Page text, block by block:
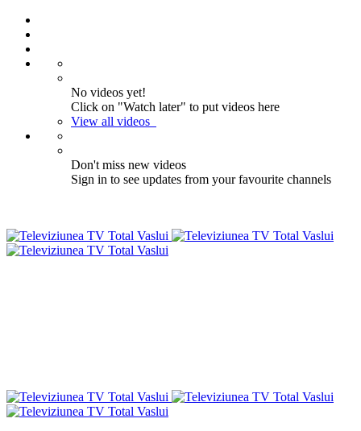
No videos yet!
Click on "Watch later" to put videos here
View all videos
Don't miss new videos
Sign in to see updates from your favourite channels